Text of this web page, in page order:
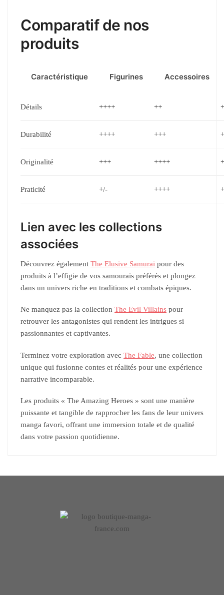
Comparatif de nos
produits
Caractéristique Figurines Accessoires
Détails ++++ ++
Durabilité ++++ +++
Originalité +++ ++++
Praticité +/- ++++
Lien avec les collections
associées
Découvrez également The Elusive Samurai pour des
produits à l’effigie de vos samouraïs préférés et plongez
dans un univers riche en traditions et combats épiques.
Ne manquez pas la collection The Evil Villains pour
retrouver les antagonistes qui rendent les intrigues si
passionnantes et captivantes.
Terminez votre exploration avec The Fable, une collection
unique qui fusionne contes et réalités pour une expérience
narrative incomparable.
Les produits « The Amazing Heroes » sont une manière
puissante et tangible de rapprocher les fans de leur univers
manga favori, offrant une immersion totale et de qualité
dans votre passion quotidienne.